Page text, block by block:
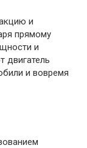
и
прямому
и
двигатель
и вовремя